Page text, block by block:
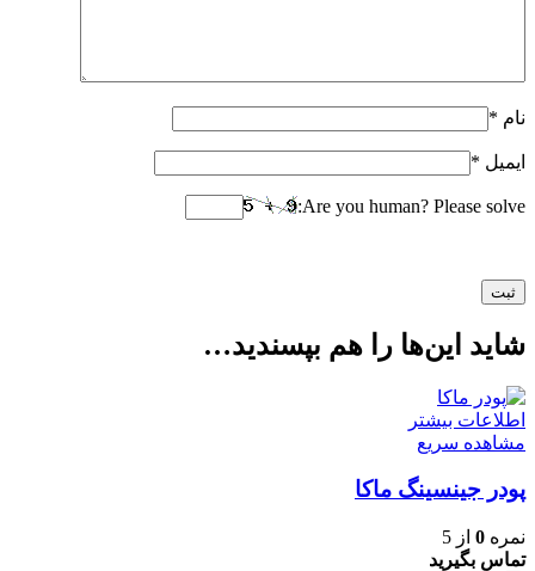
نام *
ایمیل *
Are you human? Please solve:
شاید این‌ها را هم بپسندید…
اطلاعات بیشتر
مشاهده سریع
پودر جینسینگ ماکا
نمره 0 از 5
تماس بگیرید